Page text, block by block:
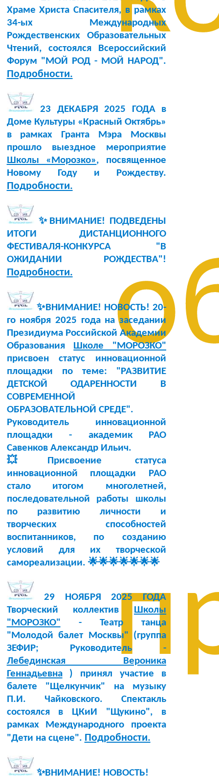
Храме Христа Спасителя, в рамках
34-ых Международных
Рождественских Образовательных
Чтений, состоялся Всероссийский
Форум "МОЙ РОД - МОЙ НАРОД".
Подробности.
23 ДЕКАБРЯ 2025 ГОДА в
Доме Культуры «Красный Октябрь»
в рамках Гранта Мэра Москвы
прошло выездное мероприятие
Школы «Морозко», посвященное
Новому Году и Рождеству.
Подробности.
✨ВНИМАНИЕ! ПОДВЕДЕНЫ
ИТОГИ ДИСТАНЦИОННОГО
ФЕСТИВАЛЯ-КОНКУРСА "В
ОЖИДАНИИ РОЖДЕСТВА"!
Подробности.
✨ВНИМАНИЕ! НОВОСТЬ! 20-
го ноября 2025 годана заседании
Президиума Российской Академии
Образования Школе "МОРОЗКО"
присвоен статус инновационной
площадки по теме: "РАЗВИТИЕ
ДЕТСКОЙ ОДАРЕННОСТИ В
СОВРЕМЕННОЙ
ОБРАЗОВАТЕЛЬНОЙ СРЕДЕ".
Руководитель инновационной
площадки - академик РАО
Савенков Александр Ильич.
💥Присвоение статуса
инновационной площадки РАО
стало итогом многолетней,
последовательной работы школы
по развитию личности и
творческих способностей
воспитанников, по созданию
условий для их творческой
самореализации. 🌟🌟🌟🌟🌟🌟🌟
29 НОЯБРЯ 2025 ГОДА
Творческий коллектив Школы
"МОРОЗКО" - Театр танца
"Молодой балет Москвы" (группа
ЗЕФИР; Руководитель -
Лебединская Вероника
Геннадьевна) принял участие в
балете "Щелкунчик" на музыку
П.И. Чайковского. Спектакль
состоялся в ЦКиИ "Щукино", в
рамках Международного проекта
"Дети на сцене". Подробности.
✨ВНИМАНИЕ! НОВОСТЬ!